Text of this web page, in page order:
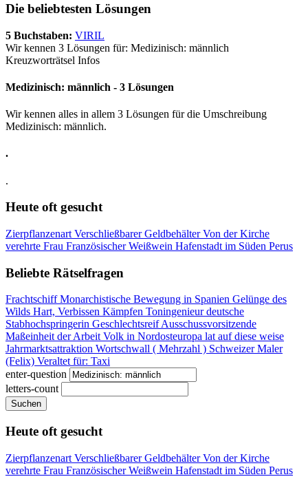
Die beliebtesten Lösungen
5 Buchstaben: VIRIL
Wir kennen 3 Lösungen für: Medizinisch: männlich
Kreuzworträtsel Infos
Medizinisch: männlich - 3 Lösungen
Wir kennen alles in allem 3 Lösungen für die Umschreibung
Medizinisch: männlich.
.
.
Heute oft gesucht
Zierpflanzenart Verschließbarer GeldbehälterVon der Kirche
verehrte Frau Französischer Weißwein Hafenstadt im Süden Perus
Beliebte Rätselfragen
FrachtschiffMonarchistische Bewegung in Spanien Gelünge des
Wilds Hart, Verbissen Kämpfen Toningenieurdeutsche
Stabhochspringerin GeschlechtsreifAusschussvorsitzende
Maßeinheit der ArbeitVolk in Nordosteuropa lat auf diese weise
Jahrmarktsattraktion Wortschwall ( Mehrzahl ) Schweizer Maler
(Felix) Veraltet für: Taxi
enter-question
letters-count
Suchen
Heute oft gesucht
Zierpflanzenart Verschließbarer GeldbehälterVon der Kirche
verehrte Frau Französischer Weißwein Hafenstadt im Süden Perus